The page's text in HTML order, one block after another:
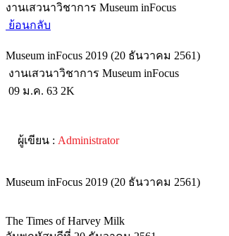
งานเสวนาวิชาการ Museum inFocus
ย้อนกลับ
Museum inFocus 2019 (20 ธันวาคม 2561)
งานเสวนาวิชาการ Museum inFocus
09 ม.ค. 63 2K
ผู้เขียน : Administrator
Museum inFocus 2019 (20 ธันวาคม 2561)
The Times of Harvey Milk